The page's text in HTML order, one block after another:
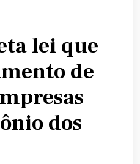
lei que
de
dos